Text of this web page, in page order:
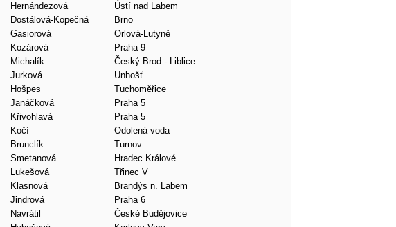
Hernándezová
Ústí nad Labem
Dostálová-Kopečná
Brno
Gasiorová
Orlová-Lutyně
Kozárová
Praha 9
Michalík
Český Brod - Liblice
Jurková
Unhošť
Hošpes
Tuchoměřice
Janáčková
Praha 5
Křivohlavá
Praha 5
Kočí
Odolená voda
Brunclík
Turnov
Smetanová
Hradec Králové
Lukešová
Třinec V
Klasnová
Brandýs n. Labem
Jindrová
Praha 6
Navrátil
České Budějovice